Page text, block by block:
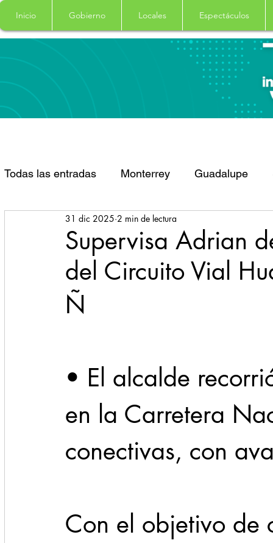
Inicio Gobierno Locales Espectáculos
Todas las entradas Monterrey Guadalupe
Santa Catarina San Pedro Garza Garcia
Espectaculos Clima Principal Salud
1 enero 31abr
Supervisa Adrian
del Circuito Vial
31 dic 2025 2 min de lectura
Ñ
• El alcalde
en la Carretera
conectivas, con
Con el objetivo de